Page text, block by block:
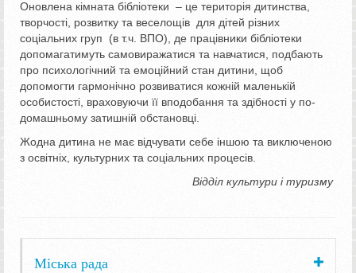
Оновлена кімната бібліотеки – це територія дитинства,
творчості, розвитку та веселощів для дітей різних
соціальних груп (в т.ч. ВПО), де працівники бібліотеки
допомагатимуть самовиражатися та навчатися, подбають
про психологічний та емоційний стан дитини, щоб
допомогти гармонічно розвиватися кожній маленькій
особистості, враховуючи її вподобання та здібності у по-
домашньому затишній обстановці.
Жодна дитина не має відчувати себе іншою та виключеною
з освітніх, культурних та соціальних процесів.
Відділ культури і туризму
Міська рада